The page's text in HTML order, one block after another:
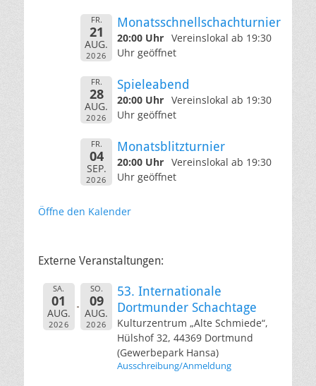
FR.
21
AUG.
2026
Monatsschnellschachturnier
20:00 Uhr Vereinslokal ab 19:30
Uhr geöffnet
FR.
28
AUG.
2026
Spieleabend
20:00 Uhr Vereinslokal ab 19:30
Uhr geöffnet
FR.
04
SEP.
2026
Monatsblitzturnier
20:00 Uhr Vereinslokal ab 19:30
Uhr geöffnet
Öffne den Kalender
Externe Veranstaltungen:
SA.
01
AUG.
2026
SO.
09
AUG.
2026
53. Internationale
Dortmunder Schachtage
Kulturzentrum „Alte Schmiede“,
Hülshof 32, 44369 Dortmund
(Gewerbepark Hansa)
Ausschreibung/Anmeldung